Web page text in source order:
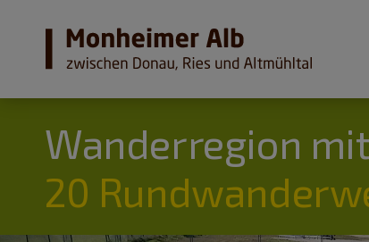
Wanderregion mit
20